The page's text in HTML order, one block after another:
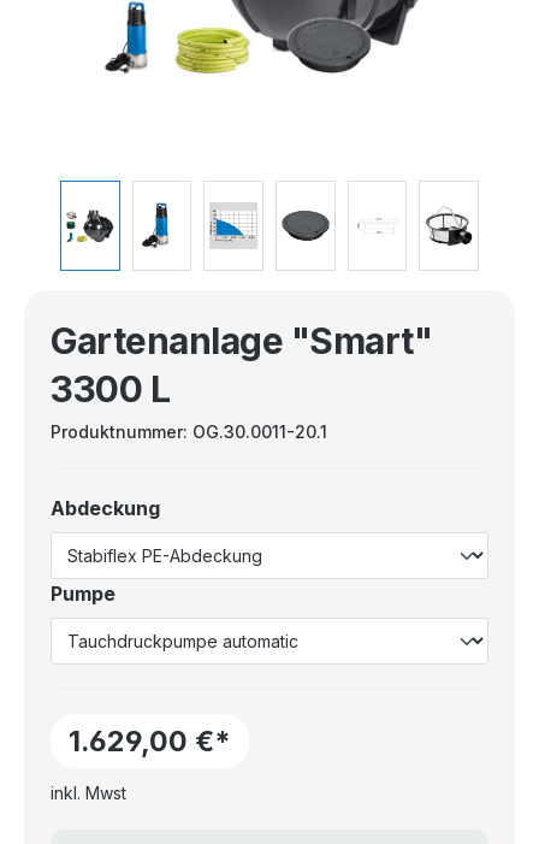
Gartenanlage "Smart"
3300 L
Produktnummer: OG.30.0011-20.1
Abdeckung
Pumpe
1.629,00 €*
inkl. Mwst